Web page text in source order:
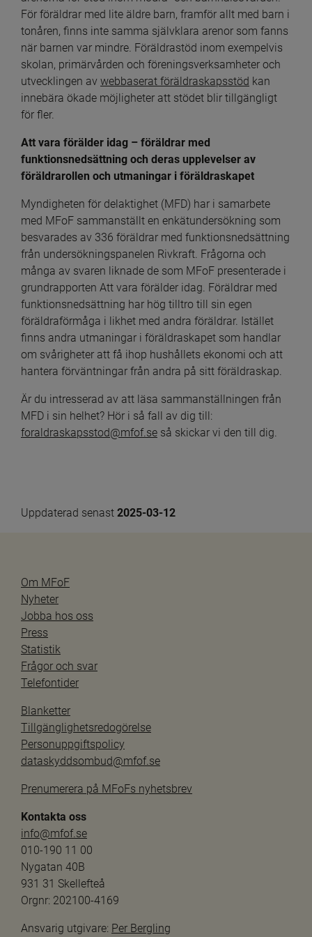
För föräldrar med lite äldre barn, framför allt med barn i
tonåren, finns inte samma självklara arenor som fanns
när barnen var mindre. Föräldrastöd inom exempelvis
skolan, primärvården och föreningsverksamheter och
utvecklingen av webbaserat föräldraskapsstöd kan
innebära ökade möjligheter att stödet blir tillgängligt
för fler.
Att vara förälder idag – föräldrar med
funktionsnedsättning och deras upplevelser av
föräldrarollen och utmaningar i föräldraskapet
Myndigheten för delaktighet (MFD) har i samarbete
med MFoF sammanställt en enkätundersökning som
besvarades av 336 föräldrar med funktionsnedsättning
från under­sökningspanelen Rivkraft. Frågorna och
många av svaren liknade de som MFoF presenterade i
grundrapporten Att vara förälder idag. Föräldrar med
funktions­nedsättning har hög tilltro till sin egen
föräldraförmåga i likhet med andra föräldrar. Istället
finns andra utmaningar i föräldra­skapet som handlar
om svårigheter att få ihop hus­hållets ekonomi och att
hantera förväntningar från andra på sitt föräldraskap.
Är du intresserad av att läsa sammanställningen från
foraldraskapsstod@mfof.se så skickar vi den till dig.
Uppdaterad senast 2025-03-12
Om MFoF
Nyheter
Jobba hos oss
Press
Statistik
Frågor och svar
Telefontider
Blanketter
Tillgänglighetsredogörelse
Personuppgiftspolicy
dataskyddsombud@mfof.se
Prenumerera på MFoFs nyhetsbrev
Kontakta oss
info@mfof.se
010-190 11 00
Nygatan 40B
931 31 Skellefteå
Orgnr: 202100-4169
Ansvarig utgivare: Per Bergling